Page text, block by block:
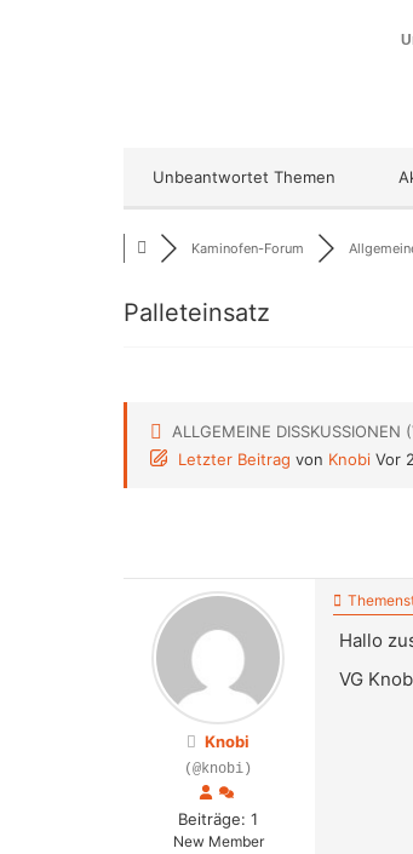
Unbeantwortet Themen
Kaminofen-Forum
Palleteinsatz
ALLGEMEINE
Letzter Beitrag von Knobi Vor
Knobi
(@knobi)
Beiträge: 1
New Member
Hallo
VG